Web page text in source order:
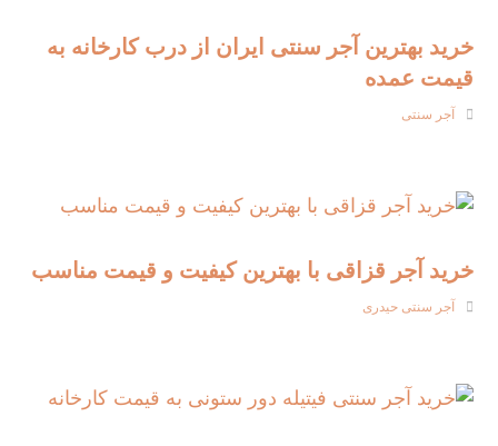
خرید بهترین آجر سنتی ایران از درب کارخانه به
قیمت عمده
آجر سنتی
خرید آجر قزاقی با بهترین کیفیت و قیمت مناسب
آجر سنتی حیدری